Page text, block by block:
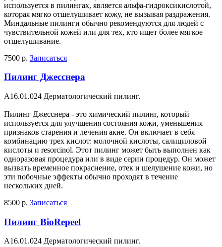
используется в пилингах, является альфа-гидроксикислотой,
которая мягко отшелушивает кожу, не вызывая раздражения.
Миндальные пилинги обычно рекомендуются для людей с
чувствительной кожей или для тех, кто ищет более мягкое
отшелушивание.
7500 р. Записаться
Пилинг Джесснера
A16.01.024 Дерматологический пилинг.
Пилинг Джесснера - это химический пилинг, который
используется для улучшения состояния кожи, уменьшения
признаков старения и лечения акне. Он включает в себя
комбинацию трех кислот: молочной кислоты, салициловой
кислоты и resorcinol. Этот пилинг может быть выполнен как
одноразовая процедура или в виде серии процедур. Он может
вызвать временное покраснение, отек и шелушение кожи, но
эти побочные эффекты обычно проходят в течение
нескольких дней.
8500 р. Записаться
Пилинг BioRepeel
A16.01.024 Дерматологический пилинг.